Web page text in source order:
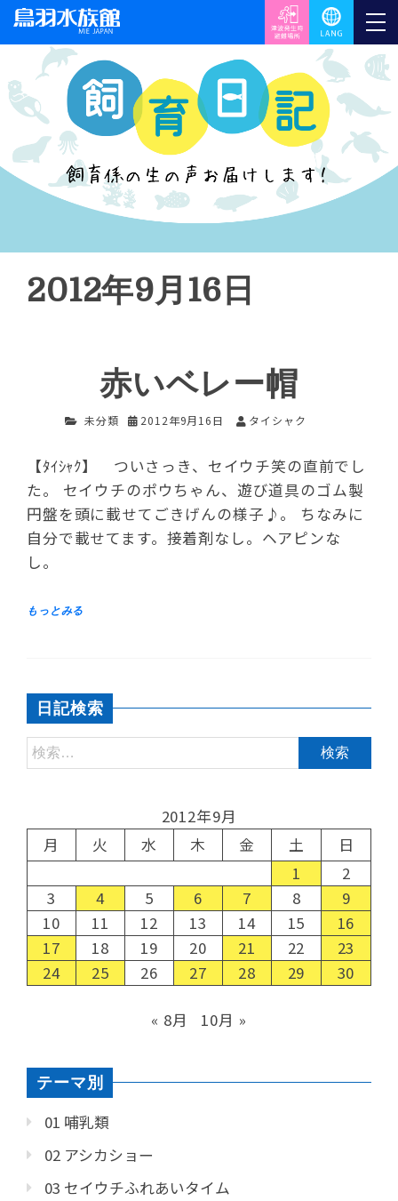
2012年9月16日
赤いベレー帽
未分類 2012年9月16日 タイシャク
【ﾀｲｼｬｸ】 ついさっき、セイウチ笑の直前でし
た。 セイウチのポウちゃん、遊び道具のゴム製
円盤を頭に載せてごきげんの様子♪。 ちなみに
自分で載せてます。接着剤なし。ヘアピンな
し。
日記検索
2012年9月
月
火 水 木 金 土
日
1
2
3
4 5 6 7 8
9
10
11 12 13 14 15
16
17
18 19 20 21 22
23
24
25 26 27 28 29 30
« 8月 10月 »
テーマ別
01 哺乳類
02 アシカショー
03 セイウチふれあいタイム